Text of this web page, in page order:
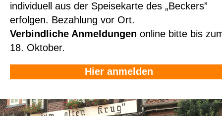
individuell aus der Speisekarte des „Beckers”
erfolgen. Bezahlung vor Ort.
Verbindliche Anmeldungen online bitte bis
18. Oktober.
Hier anmelden